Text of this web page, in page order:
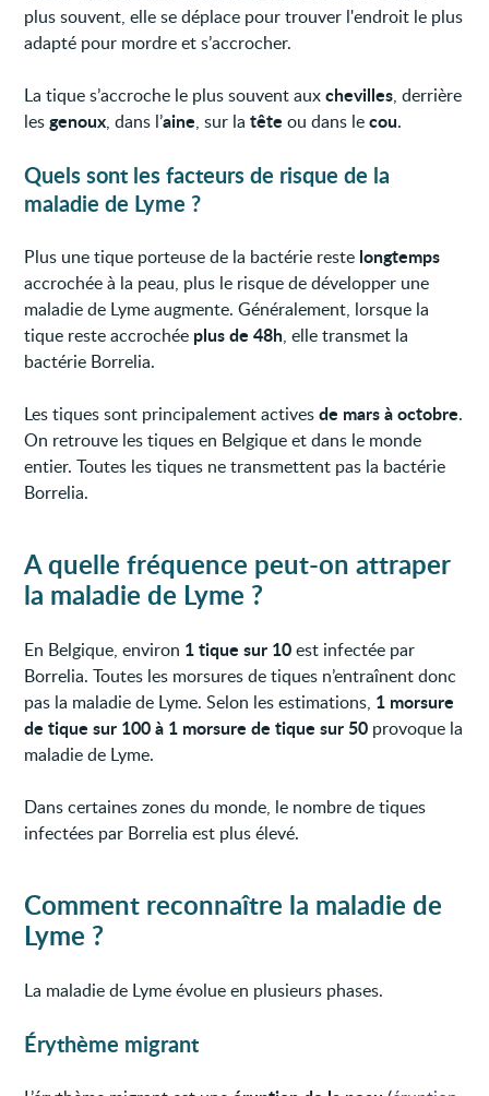
plus souvent, elle se déplace pour trouver l'endroit le plus
adapté pour mordre et s’accrocher.
La tique s’accroche le plus souvent auxchevilles, derrière
lesgenoux, dans l’aine, sur latête ou dans lecou.
Quels sont les facteurs de risque de la
maladie de Lyme ?
Plus une tique porteuse de la bactérie reste longtemps
accrochée à la peau, plus le risque de développer une
maladie de Lyme augmente. Généralement, lorsque la
tique reste accrochée plus de 48h, elle transmet la
bactérie Borrelia.
Les tiques sont principalement activesde mars à octobre.
On retrouve les tiques en Belgique et dans le monde
entier. Toutes les tiques ne transmettent pas la bactérie
Borrelia.
A quelle fréquence peut-on attraper
la maladie de Lyme ?
En Belgique, environ 1 tique sur 10est infectée par
Borrelia. Toutes les morsures de tiques n’entraînent donc
pas la maladie de Lyme. Selon les estimations, 1 morsure
de tique sur 100 à 1 morsure de tique sur 50 provoque la
maladie de Lyme.
Dans certaines zones du monde, le nombre de tiques
infectées par Borrelia est plus élevé.
Comment reconnaître la maladie de
Lyme ?
La maladie de Lyme évolue en plusieurs phases.
Érythème migrant